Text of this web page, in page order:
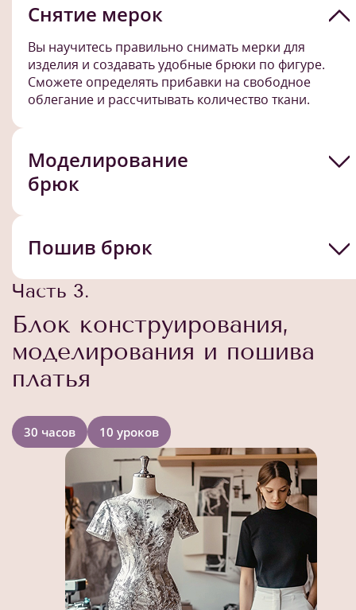
Снятие мерок
Вы научитесь правильно снимать мерки для
изделия и создавать удобные брюки по фигуре.
Сможете определять прибавки на свободное
облегание и рассчитывать количество ткани.
Моделирование
брюк
Пошив брюк
Часть 3.
Блок конструирования,
моделирования и пошива
платья
30 часов 10 уроков